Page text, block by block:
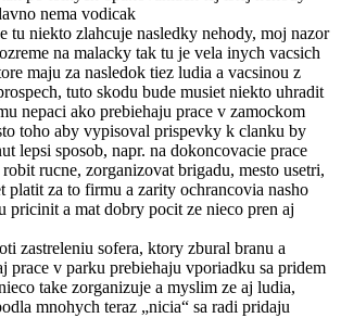
nema vodicak
tu niekto zlahcuje nasledky nehody, moj nazor
na malacky tak tu je vela inych vacsich
maju za nasledok tiez ludia a vacsinou z
tuto skodu bude musiet niekto uhradit
nepaci ako prebiehaju prace v zamockom
toho aby vypisoval prispevky k clanku by
lepsi sposob, napr. na dokoncovacie prace
rucne, zorganizovat brigadu, mesto usetri,
platit za to firmu a zarity ochrancovia nasho
pricinit a mat dobry pocit ze nieco pren aj
zastreleniu sofera, ktory zbural branu a
prace v parku prebiehaju vporiadku sa pridem
take zorganizuje a myslim ze aj ludia,
mnohych teraz „nicia“ sa radi pridaju